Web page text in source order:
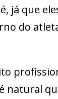
já que
do
natural